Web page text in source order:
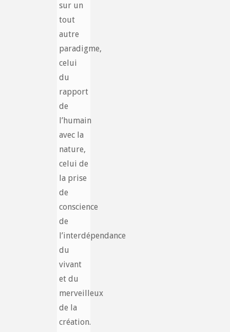
sur un
tout
autre
paradigme,
celui
du
rapport
de
l’humain
avec la
nature,
celui de
la prise
de
conscience
de
l’interdépendance
du
vivant
et du
merveilleux
de la
création.